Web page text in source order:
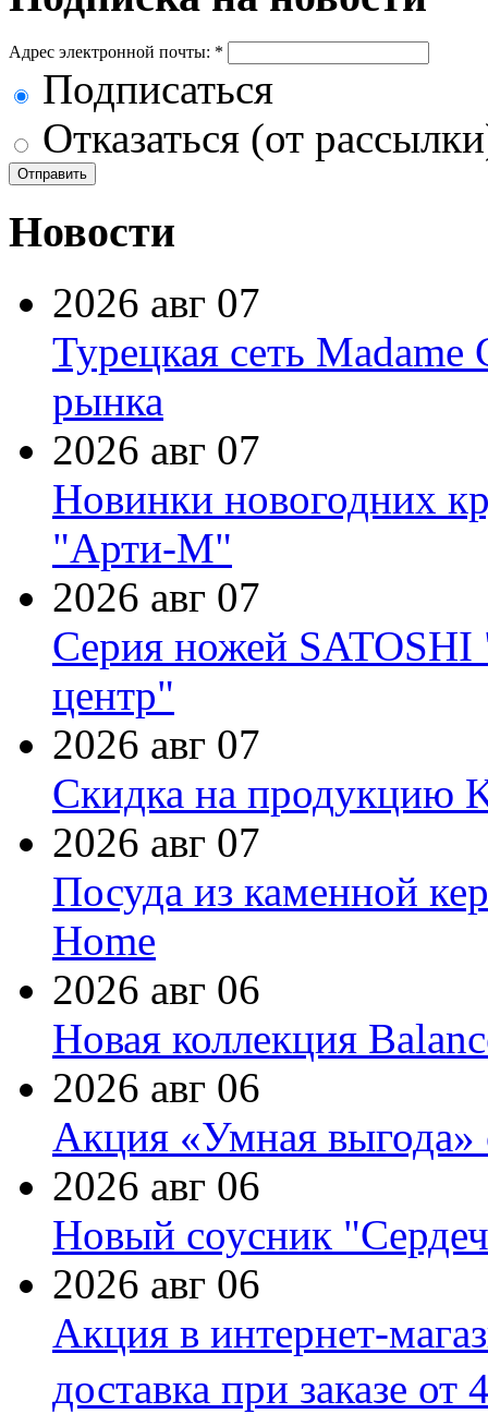
Адрес электронной почты: *
Подписаться
Отказаться (от
Новости
2026 авг 07
Турецкая сеть Madame
рынка
2026 авг 07
Новинки новогодних
"Арти-М"
2026 авг 07
Серия ножей
центр"
2026 авг 07
Скидка на продукцию
2026 авг 07
Посуда из каменной
Home
2026 авг 06
Новая коллекция
2026 авг 06
Акция «Умная выгода»
2026 авг 06
Новый соусник
2026 авг 06
Акция в интернет-
доставка при заказе от